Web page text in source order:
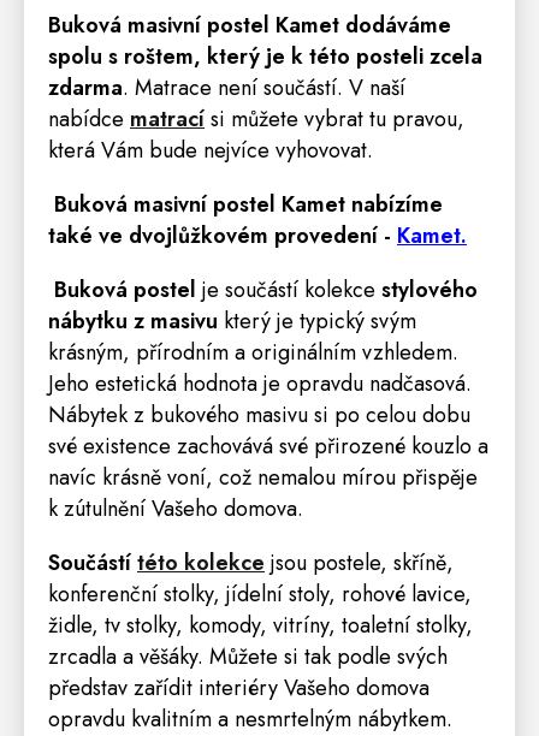
Buková masivní postel Kamet dodáváme
spolu s roštem, který je k této posteli zcela
zdarma. Matrace není součástí. V naší
nabídce matracísi můžete vybrat tu pravou,
která Vám bude nejvíce vyhovovat.
Buková masivní postel Kamet nabízíme
také ve dvojlůžkovém provedení - Kamet.
Buková postel je součástí kolekce stylového
nábytku z masivu který je typický svým
krásným, přírodním a originálním vzhledem.
Jeho estetická hodnota je opravdu nadčasová.
Nábytek z bukového masivu si po celou dobu
své existence zachovává své přirozené kouzlo a
navíc krásně voní, což nemalou mírou přispěje
k zútulnění Vašeho domova.
Součástítéto kolekce jsou postele, skříně,
konferenční stolky, jídelnístoly, rohové lavice,
židle, tv stolky, komody, vitríny, toaletní stolky,
zrcadlaavěšáky. Můžete si tak podle svých
představ zařídit interiéry Vašeho domova
opravdu kvalitním a nesmrtelným nábytkem.